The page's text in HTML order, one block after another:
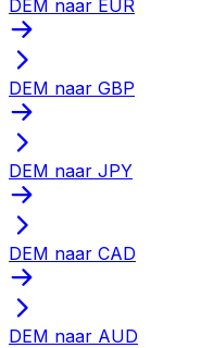
DEM naar EUR
DEM naar GBP
DEM naar JPY
DEM naar CAD
DEM naar AUD